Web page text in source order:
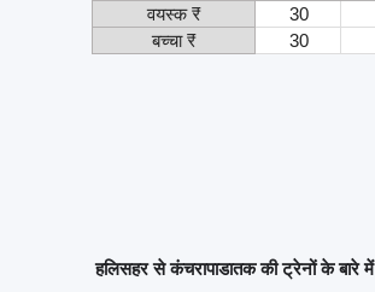
वयस्क ₹
30
बच्चा ₹
30
हलिसहर से कंचरापाडातक की ट्रेनों के बारे में